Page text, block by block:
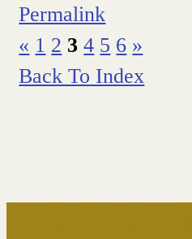
Permalink
« 1 2 3 4 5 6 »
Back To Index